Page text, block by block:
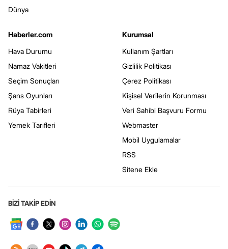
Dünya
Haberler.com
Hava Durumu
Namaz Vakitleri
Seçim Sonuçları
Şans Oyunları
Rüya Tabirleri
Yemek Tarifleri
Kurumsal
Kullanım Şartları
Gizlilik Politikası
Çerez Politikası
Kişisel Verilerin Korunması
Veri Sahibi Başvuru Formu
Webmaster
Mobil Uygulamalar
RSS
Sitene Ekle
BİZİ TAKİP EDİN